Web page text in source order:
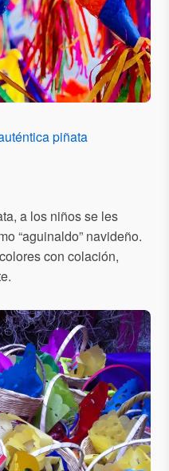
piñata
a los niños se les
“aguinaldo” navideño.
con colación,